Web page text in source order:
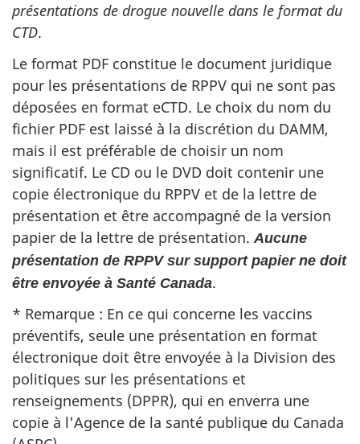
présentations de drogue nouvelle dans le format du
CTD.
Le format PDF constitue le document juridique
pour les présentations de RPPV qui ne sont pas
déposées en format eCTD. Le choix du nom du
fichier PDF est laissé à la discrétion du DAMM,
mais il est préférable de choisir un nom
significatif. Le CD ou le DVD doit contenir une
copie électronique du RPPV et de la lettre de
présentation et être accompagné de la version
papier de la lettre de présentation. Aucune
présentation de RPPV sur support papier ne doit
être envoyée à Santé Canada.
* Remarque : En ce qui concerne les vaccins
préventifs, seule une présentation en format
électronique doit être envoyée à la Division des
politiques sur les présentations et
renseignements (DPPR), qui en enverra une
copie à l'Agence de la santé publique du Canada